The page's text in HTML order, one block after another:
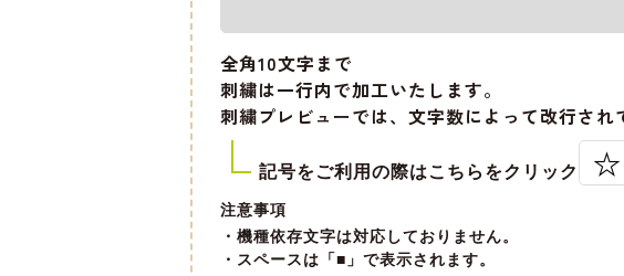
全角10文字 まで
刺繍は一行内で加工いたします。
刺繍プレビューでは、文字数によって改行され
記号をご利用の際はこちらをクリック ☆
注意事項
・機種依存文字は対応しておりません。
・スペースは「■」で表示されます。